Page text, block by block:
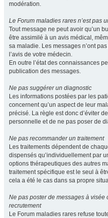
modération.
Le Forum maladies rares n’est pas
Tout message ne peut avoir qu’un
être assimilé à un avis médical,
sa maladie. Les messages n’ont
l’avis de votre médecin.
En outre l’état des connaissances
publication des messages.
Ne pas suggérer un diagnostic
Les informations postées par les
concernent qu’un aspect de leur
précisé. La règle est donc d’éviter
personnelle et de ne pas poser de
Ne pas recommander un traitement
Les traitements dépendent de
dispensés qu’individuellement par
options thérapeutiques des autres
traitement spécifique est le seul à
cela a été le cas dans sa propre
Ne pas poster de messages à
recrutement
Le Forum maladies rares refuse